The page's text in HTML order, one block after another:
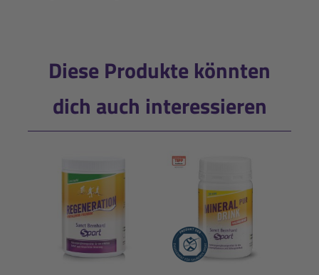
Diese Produkte könnten
dich auch interessieren